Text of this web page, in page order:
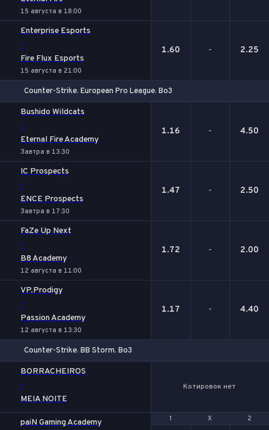
15 августа в 18:00
Enterprise Esports
-
Fire Flux Esports
15 августа в 21:00
1.60 - 2.25
Counter-Strike. European Pro League. Bo3
Bushido Wildcats
-
Eternal Fire Academy
Завтра в 13:30
1.16 - 4.50
IC Prospects
-
ENCE Prospects
Завтра в 17:30
1.47 - 2.50
FaZe Up Next
-
B8 Academy
12 августа в 11:00
1.72 - 2.00
VP.Prodigy
-
Passion Academy
12 августа в 13:30
1.17 - 4.40
Counter-Strike. BB Storm. Bo3
BORRACHEIROS
-
MEIA NOITE
Котировок нет
1 Х 2
paiN Gaming Academy 1 Х 2